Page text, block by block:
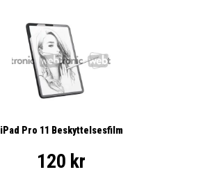
iPad Pro 11 Beskyttelsesfilm
120 kr